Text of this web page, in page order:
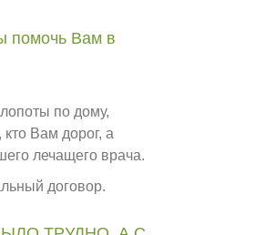
помочь Вам в
по дому,
Вам дорог, а
лечащего врача.
договор.